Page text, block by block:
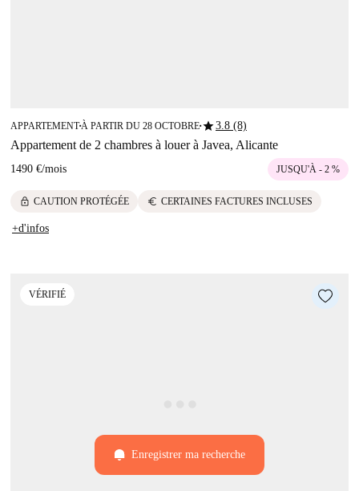
APPARTEMENT■À PARTIR DU 28 OCTOBRE■star3.8 (8)
Appartement de 2 chambres à louer à Javea, Alicante
1490 €/mois JUSQU'À - 2 %
lock CAUTION PROTÉGÉE euro CERTAINES FACTURES INCLUSES
+d'infos
VÉRIFIÉ
Enregistrer ma recherche